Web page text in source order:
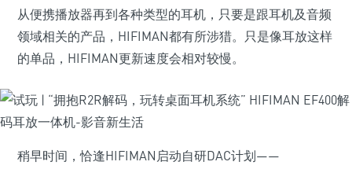
从便携播放器再到各种类型的耳机，只要是跟耳机及音频
领域相关的产品，HIFIMAN都有所涉猎。只是像耳放这样
的单品，HIFIMAN更新速度会相对较慢。
稍早时间，恰逢HIFIMAN启动自研DAC计划——